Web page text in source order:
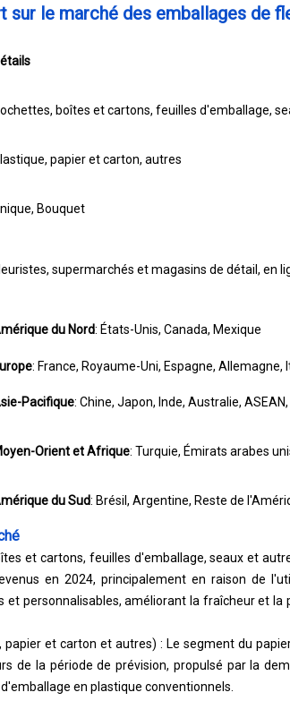
sur le marché des emballages de
boîtes et cartons, feuilles d'emballage,
papier et carton, autres
Bouquet
supermarchés et magasins de détail, en
du Nord: États-Unis, Canada, Mexique
: France, Royaume-Uni, Espagne, Allemagne,
Pacifique: Chine, Japon, Inde, Australie,
Orient et Afrique: Turquie, Émirats arabes
du Sud: Brésil, Argentine, Reste de
et cartons, feuilles d'emballage, seaux et
en 2024, principalement en raison de
et personnalisables, améliorant la fraîcheur et
papier et carton et autres) : Le segment du
de la période de prévision, propulsé par la
en plastique conventionnels.